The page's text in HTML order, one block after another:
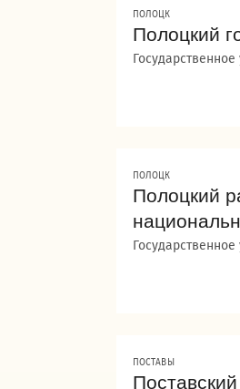
ПОЛОЦК
Полоцкий
ПОЛОЦК
Полоцкий
ПОСТАВЫ